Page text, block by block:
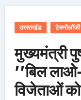
उत्तराखंड टेक्नोलॉजी
मुख्यमंत्री
’’बिल
विजेताओं